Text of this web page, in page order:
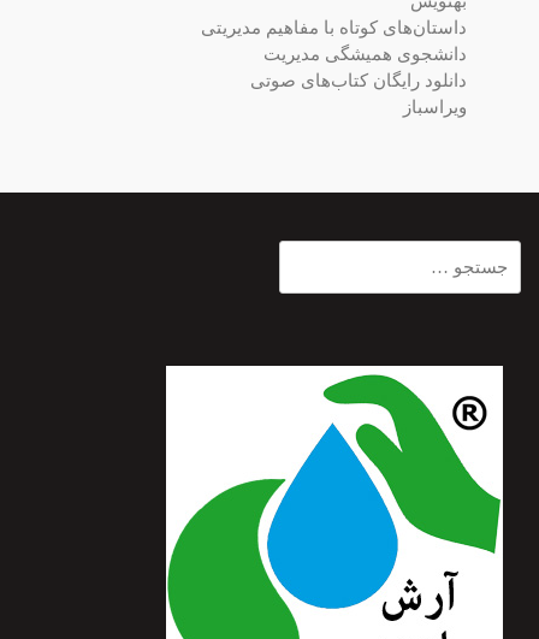
داستان‌های کوتاه با مفاهیم مدیریتی
دانشجوی همیشگی مدیریت
دانلود رایگان کتاب‌های صوتی
ویراسباز
برای: